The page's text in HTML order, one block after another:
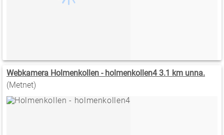
Webkamera Holmenkollen - holmenkollen4 3.1 km unna.
(Metnet)